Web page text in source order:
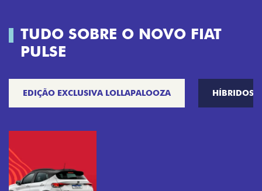
TUDO SOBRE O NOVO FIAT
PULSE
EDIÇÃO EXCLUSIVA LOLLAPALOOZA HÍBRIDOS